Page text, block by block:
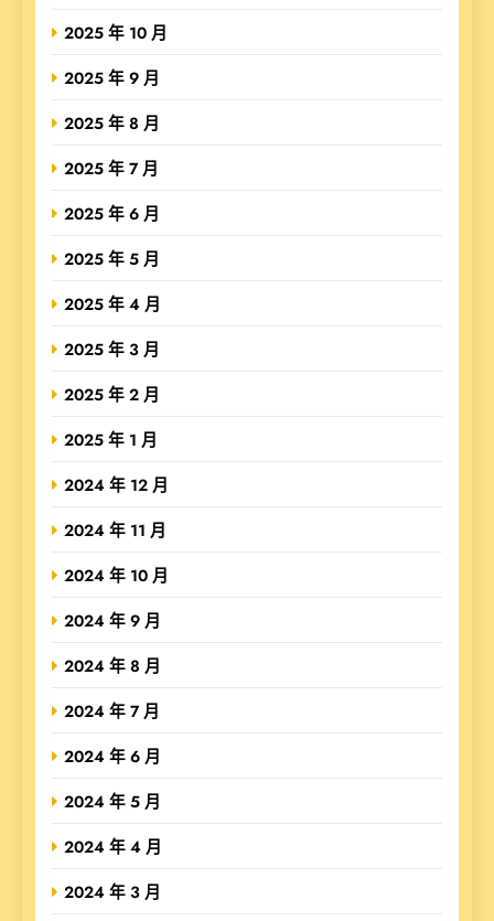
2025 年 10 月
2025 年 9 月
2025 年 8 月
2025 年 7 月
2025 年 6 月
2025 年 5 月
2025 年 4 月
2025 年 3 月
2025 年 2 月
2025 年 1 月
2024 年 12 月
2024 年 11 月
2024 年 10 月
2024 年 9 月
2024 年 8 月
2024 年 7 月
2024 年 6 月
2024 年 5 月
2024 年 4 月
2024 年 3 月